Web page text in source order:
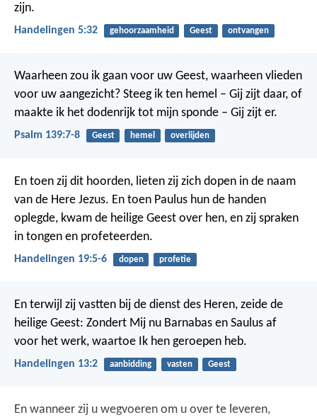
zijn.
Handelingen 5:32 gehoorzaamheid Geest ontvangen
Waarheen zou ik gaan voor uw Geest, waarheen vlieden
voor uw aangezicht? Steeg ik ten hemel – Gij zijt daar, of
maakte ik het dodenrijk tot mijn sponde – Gij zijt er.
Psalm 139:7-8 Geest hemel overlijden
En toen zij dit hoorden, lieten zij zich dopen in de naam
van de Here Jezus. En toen Paulus hun de handen
oplegde, kwam de heilige Geest over hen, en zij spraken
in tongen en profeteerden.
Handelingen 19:5-6 dopen profetie
En terwijl zij vastten bij de dienst des Heren, zeide de
heilige Geest: Zondert Mij nu Barnabas en Saulus af
voor het werk, waartoe Ik hen geroepen heb.
Handelingen 13:2 aanbidding vasten Geest
En wanneer zij u wegvoeren om u over te leveren,